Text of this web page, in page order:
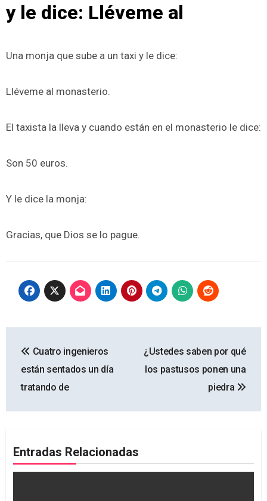
y le dice: Lléveme al
Una monja que sube a un taxi y le dice:
Lléveme al monasterio.
El taxista la lleva y cuando están en el monasterio le dice:
Son 50 euros.
Y le dice la monja:
Gracias, que Dios se lo pague.
de
entradas
Cuatro ingenieros
están sentados un día
tratando de
¿Ustedes saben por qué
los pastusos ponen una
piedra
Entradas Relacionadas